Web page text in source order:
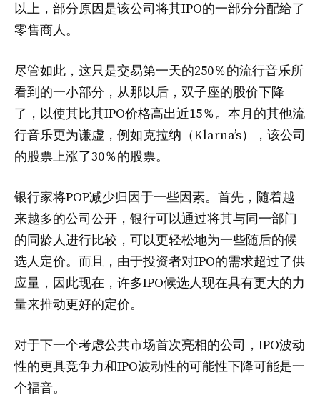
以上，部分原因是该公司将其IPO的一部分分配给了
零售商人。
尽管如此，这只是交易第一天的250％的流行音乐所
看到的一小部分，从那以后，双子座的股价下降
了，以使其比其IPO价格高出近15％。本月的其他流
行音乐更为谦虚，例如克拉纳（Klarna’s），该公司
的股票上涨了30％的股票。
银行家将POP减少归因于一些因素。首先，随着越
来越多的公司公开，银行可以通过将其与同一部门
的同龄人进行比较，可以更轻松地为一些随后的候
选人定价。而且，由于投资者对IPO的需求超过了供
应量，因此现在，许多IPO候选人现在具有更大的力
量来推动更好的定价。
对于下一个考虑公共市场首次亮相的公司，IPO波动
性的更具竞争力和IPO波动性的可能性下降可能是一
个福音。